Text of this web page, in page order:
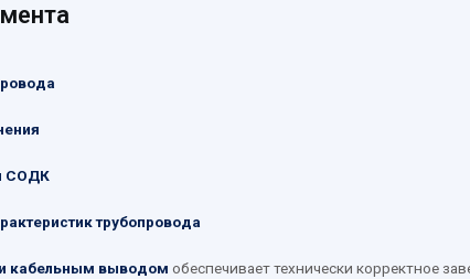
СОДК
трубопровода
кабельным выводом обеспечивает технически корректное